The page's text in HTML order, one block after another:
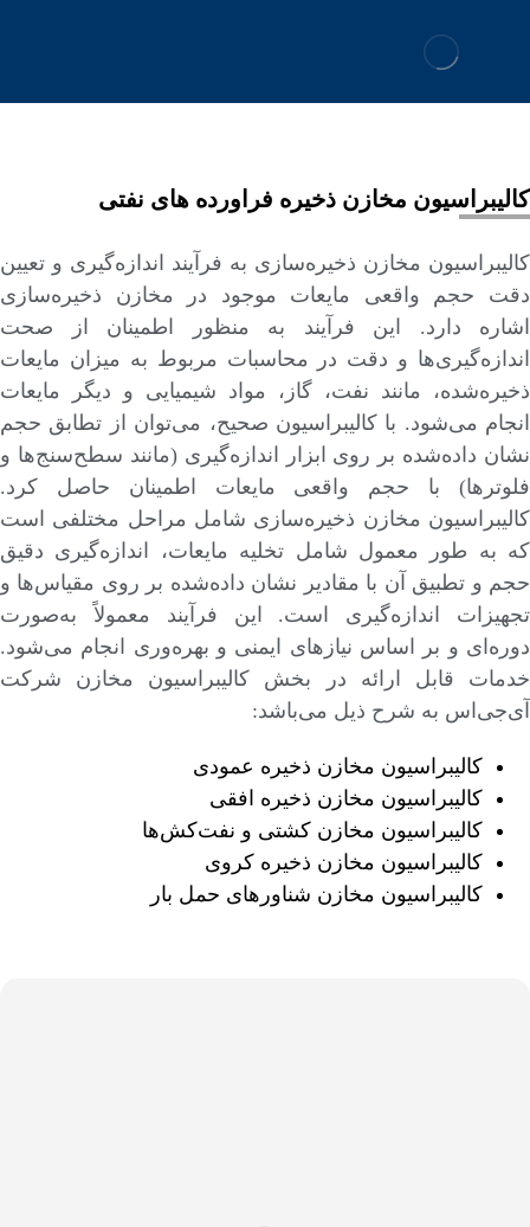
کالیبراسیون مخازن ذخیره فراورده های نفتی
کالیبراسیون مخازن ذخیره‌سازی به فرآیند اندازه‌گیری و تعیین
دقت حجم واقعی مایعات موجود در مخازن ذخیره‌سازی
اشاره دارد. این فرآیند به منظور اطمینان از صحت
اندازه‌گیری‌ها و دقت در محاسبات مربوط به میزان مایعات
ذخیره‌شده، مانند نفت، گاز، مواد شیمیایی و دیگر مایعات
انجام می‌شود. با کالیبراسیون صحیح، می‌توان از تطابق حجم
نشان داده‌شده بر روی ابزار اندازه‌گیری (مانند سطح‌سنج‌ها و
فلوترها) با حجم واقعی مایعات اطمینان حاصل کرد.
کالیبراسیون مخازن ذخیره‌سازی شامل مراحل مختلفی است
که به طور معمول شامل تخلیه مایعات، اندازه‌گیری دقیق
حجم و تطبیق آن با مقادیر نشان داده‌شده بر روی مقیاس‌ها و
تجهیزات اندازه‌گیری است. این فرآیند معمولاً به‌صورت
دوره‌ای و بر اساس نیازهای ایمنی و بهره‌وری انجام می‌شود.
خدمات قابل ارائه در بخش کالیبراسیون مخازن شرکت
آی‌جی‌اس به شرح ذیل می‌باشد:
کالیبراسیون مخازن ذخیره عمودی
کالیبراسیون مخازن ذخیره افقی
کالیبراسیون مخازن کشتی و نفت‌کش‌ها
کالیبراسیون مخازن ذخیره کروی
کالیبراسیون مخازن شناورهای حمل بار